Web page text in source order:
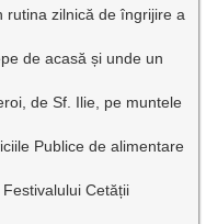
rutina zilnică de îngrijire a
de acasă și unde un
de Sf. Ilie, pe muntele
Publice de alimentare
Festivalului Cetății